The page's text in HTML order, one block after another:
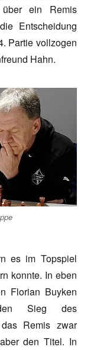
ein Remis
Entscheidung
Partie vollzogen
Hahn.
es im Topspiel
konnte. In eben
Florian Buyken
Sieg des
Remis zwar
den Titel. In